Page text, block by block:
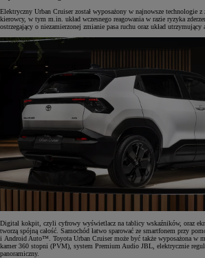
Elektryczny Urban Cruiser został wyposażony w najnowsze technologie z
kierowcy, w tym m.in. układ wczesnego reagowania w razie ryzyka
ostrzegający o niezamierzonej zmianie pasa ruchu oraz układ utrzymujący
Digital kokpit, czyli cyfrowy wyświetlacz na tablicy wskaźników, oraz
tworzą spójną całość. Samochód łatwo sparować ze smartfonem przy
i Android Auto™. Toyota Urban Cruiser może być także wyposażona w
kamer 360 stopni (PVM), system Premium Audio JBL, elektrycznie
panoramiczny.